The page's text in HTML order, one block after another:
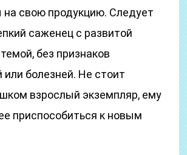
на свою продукцию. Следует
саженец с развитой
без признаков
болезней. Не стоит
взрослый экземпляр, ему
приспособиться к новым